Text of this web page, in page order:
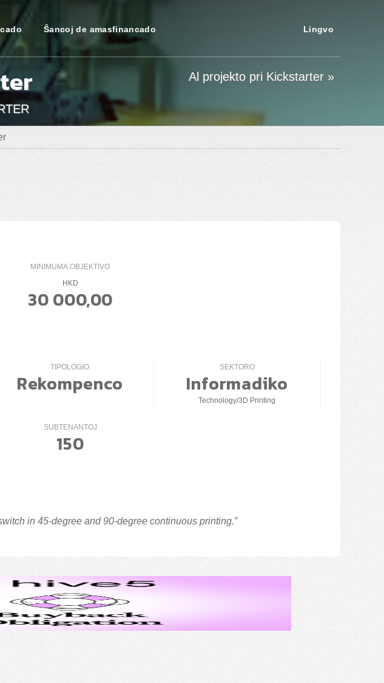
Ŝancoj de amasfinancado Lingvo
Al projekto pri Kickstarter »
MINIMUMA OBJEKTIVO
HKD
30 000,00
TIPOLOGIO
Rekompenco
SEKTORO
Informadiko
Technology/3D Printing
SUBTENANTOJ
150
in 45-degree and 90-degree continuous printing.”